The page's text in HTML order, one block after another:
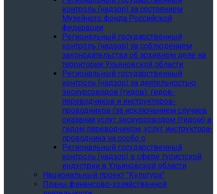
контроль (надзор) за состоянием
Музейного фонда Российской
федерации
Региональный государственный
контроль (надзор) за соблюдением
законодательства об архивном деле на
территории Ульяновской области
Региональный государственный
контроль (надзор) за деятельностью
экскурсоводов (гидов), гидов-
переводчиков и инструкторов-
проводников (за исключением случаев
оказания услуг экскурсоводом (гидом) и
гидом переводчиком, услуг инструктора-
проводника на особо о
Региональный государственный
контроль (надзор) в сфере туристской
индустрии в Ульяновской области
Национальный проект "Культура"
Планы финансово-хозяйственной